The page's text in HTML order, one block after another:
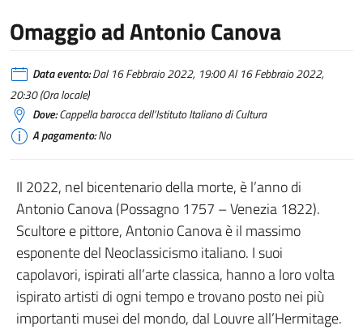
Omaggio ad Antonio Canova
Data evento:Dal 16 Febbraio 2022, 19:00 Al 16 Febbraio 2022,
20:30 (Ora locale)
Dove:Cappella barocca dell’Istituto Italiano di Cultura
A pagamento:No
Il 2022, nel bicentenario della morte, è l’anno di
Antonio Canova (Possagno 1757 – Venezia 1822).
Scultore e pittore, Antonio Canova è il massimo
esponente del Neoclassicismo italiano. I suoi
capolavori, ispirati all’arte classica, hanno a loro volta
ispirato artisti di ogni tempo e trovano posto nei più
importanti musei del mondo, dal Louvre all’Hermitage.